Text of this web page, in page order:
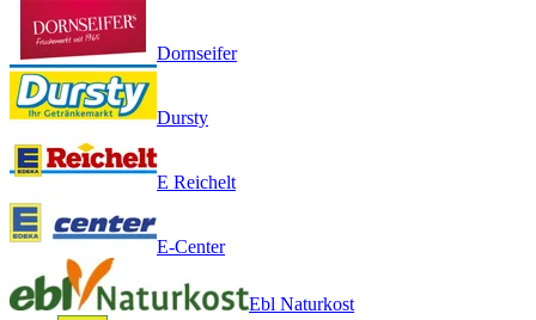
Dornseifer
Dursty
E Reichelt
E-Center
Ebl Naturkost